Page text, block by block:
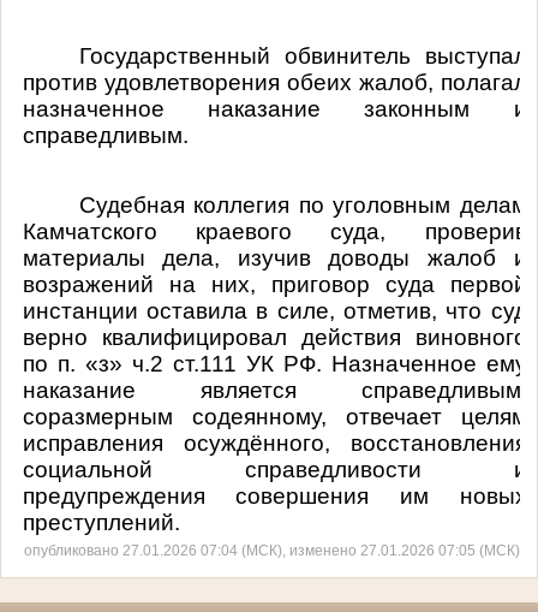
Государственный обвинитель выступал
против удовлетворения обеих жалоб, полагал
назначенное наказание законным и
справедливым.
Судебная коллегия по уголовным делам
Камчатского краевого суда, проверив
материалы дела, изучив доводы жалоб и
возражений на них, приговор суда первой
инстанции оставила в силе, отметив, что суд
верно квалифицировал действия виновного
по п. «з» ч.2 ст.111 УК РФ. Назначенное ему
наказание является справедливым,
соразмерным содеянному, отвечает целям
исправления осуждённого, восстановления
социальной справедливости и
предупреждения совершения им новых
преступлений.
опубликовано 27.01.2026 07:04 (МСК), изменено 27.01.2026 07:05 (МСК)